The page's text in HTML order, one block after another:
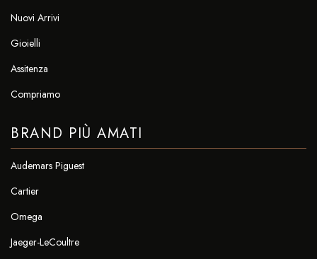
Nuovi Arrivi
Gioielli
Assitenza
Compriamo
BRAND PIÙ AMATI
Audemars Piguest
Cartier
Omega
Jaeger-LeCoultre